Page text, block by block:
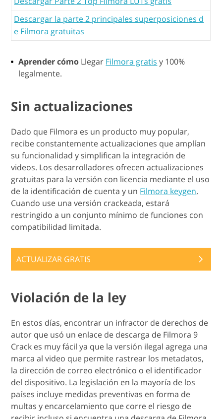
Descargar la parte 2 principales superposiciones d
e Filmora gratuitas
Aprender cómo Llegar Filmora gratis y 100%
legalmente.
Sin actualizaciones
Dado que Filmora es un producto muy popular,
recibe constantemente actualizaciones que amplían
su funcionalidad y simplifican la integración de
videos. Los desarrolladores ofrecen actualizaciones
gratuitas para la versión con licencia mediante el uso
de la identificación de cuenta y un Filmora keygen.
Cuando use una versión crackeada, estará
restringido a un conjunto mínimo de funciones con
compatibilidad limitada.
ACTUALIZAR GRATIS
Violación de la ley
En estos días, encontrar un infractor de derechos de
autor que usó un enlace de descarga de Filmora 9
Crack es muy fácil ya que la versión ilegal agrega una
marca al video que permite rastrear los metadatos,
la dirección de correo electrónico o el identificador
del dispositivo. La legislación en la mayoría de los
países incluye medidas preventivas en forma de
multas y encarcelamiento que corre el riesgo de